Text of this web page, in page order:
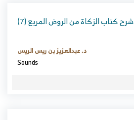
شرح كتاب الزكاة من الروض المربع (7)
د. عبدالعزيز بن ريس الريس
Sounds